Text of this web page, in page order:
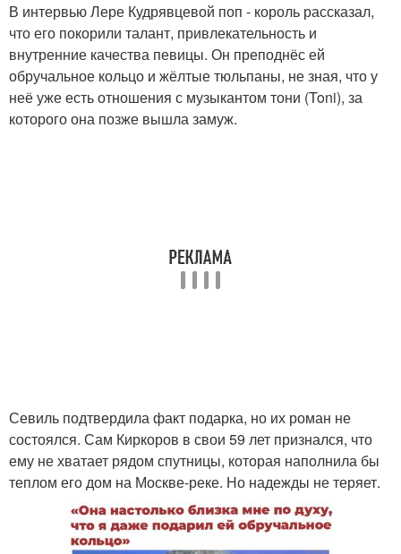
В интервью Лере Кудрявцевой поп - король рассказал,
что его покорили талант, привлекательность и
внутренние качества певицы. Он преподнёс ей
обручальное кольцо и жёлтые тюльпаны, не зная, что у
неё уже есть отношения с музыкантом тони (Toni), за
которого она позже вышла замуж.
Севиль подтвердила факт подарка, но их роман не
состоялся. Сам Киркоров в свои 59 лет признался, что
ему не хватает рядом спутницы, которая наполнила бы
теплом его дом на Москве-реке. Но надежды не теряет.